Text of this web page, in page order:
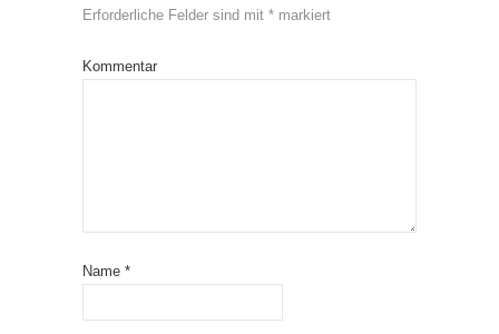
Erforderliche Felder sind mit * markiert
Kommentar
Name *